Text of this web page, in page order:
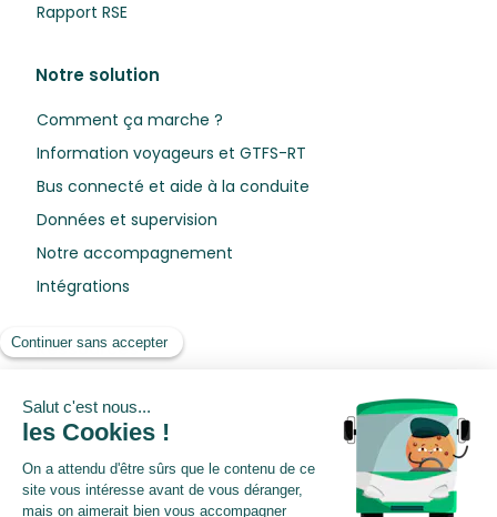
Rapport RSE
Notre solution
Comment ça marche ?
Information voyageurs et GTFS-RT
Bus connecté et aide à la conduite
Données et supervision
Notre accompagnement
Intégrations
Ressources
Livres blancs
Webinars
Centre de préférences